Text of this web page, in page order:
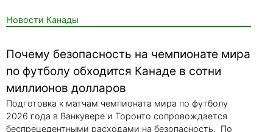
Новости Канады
Почему безопасность на чемпионате мира
по футболу обходится Канаде в сотни
миллионов долларов
Подготовка к матчам чемпионата мира по футболу
2026 года в Ванкувере и Торонто сопровождается
беспрецедентными расходами на безопасность. По